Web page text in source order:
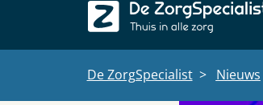
De ZorgSpecialist> Nieuws